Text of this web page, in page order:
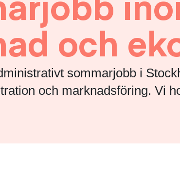
och
sommarjobb i
och marknadsföring. Vi